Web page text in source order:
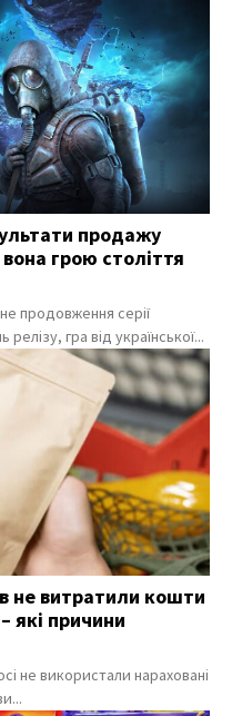
продажу
грою століття
продовження серії
гра від української...
не витратили кошти
які причини
не використали нараховані